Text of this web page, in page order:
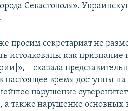
Севастополя».
просим секретариат не
истолкованы как признание
– сказала
настоящее время доступны
нарушение
а также нарушение